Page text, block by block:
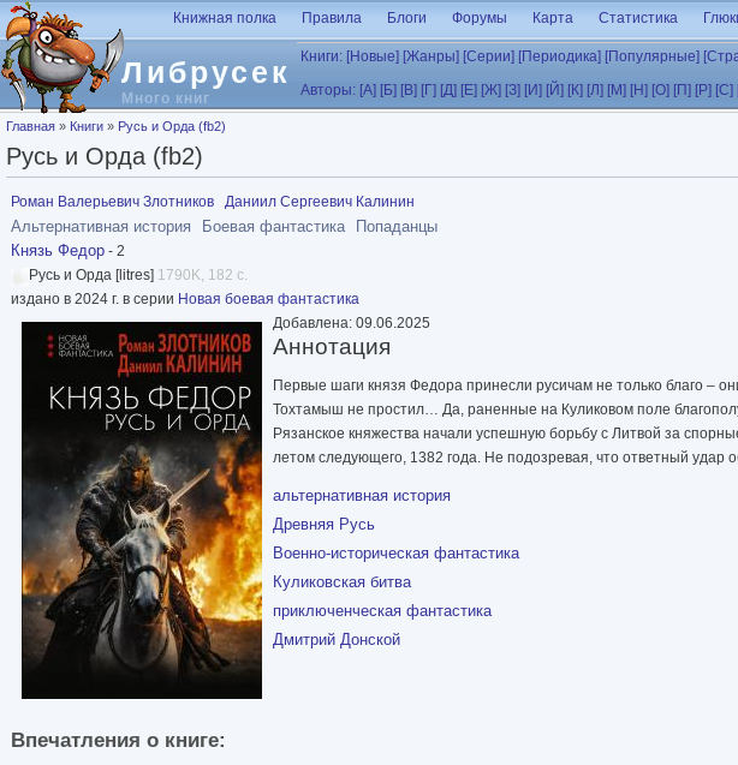
Перейти к основному содержанию
Либрусек
Много книг
Книжная полка Правила Блоги Форумы Карта Статистика
Книги: [Новые] [Жанры] [Серии] [Периодика] [Популярные]
Авторы: [А] [Б] [В] [Г] [Д] [Е] [Ж] [З] [И] [Й] [К] [Л] [М] [Н] [О] [П] [Р] [С]
Вы здесь
Главная » Книги » Русь и Орда (fb2)
Русь и Орда (fb2)
Роман Валерьевич Злотников Даниил Сергеевич Калинин
Альтернативная история Боевая фантастика
Попаданцы
Князь Федор - 2
Русь и Орда [litres] 1790K, 182 с.
издано в 2024 г. в серии Новая боевая фантастика
Добавлена: 09.06.2025
Аннотация
Первые шаги князя Федора принесли русичам не только благо –
Тохтамыш не простил… Да, раненные на Куликовом поле
Рязанское княжества начали успешную борьбу с Литвой за
летом следующего, 1382 года. Не подозревая, что ответный
альтернативная история
Древняя Русь
Военно-историческая фантастика
Куликовская битва
приключенческая фантастика
Дмитрий Донской
Впечатления о книге: